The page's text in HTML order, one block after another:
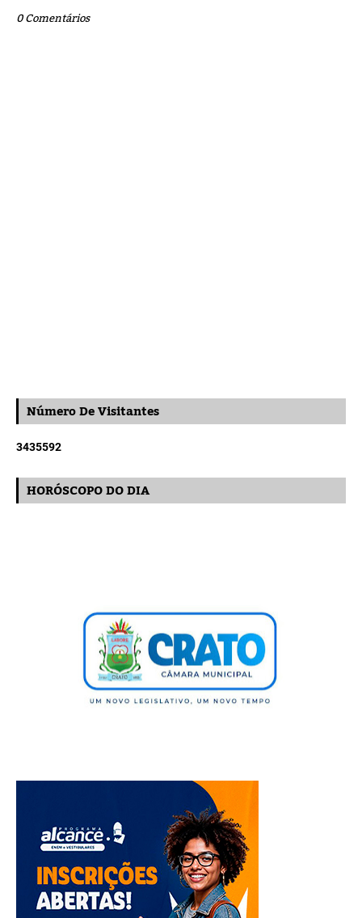
0 Comentários
Número De Visitantes
3435592
HORÓSCOPO DO DIA